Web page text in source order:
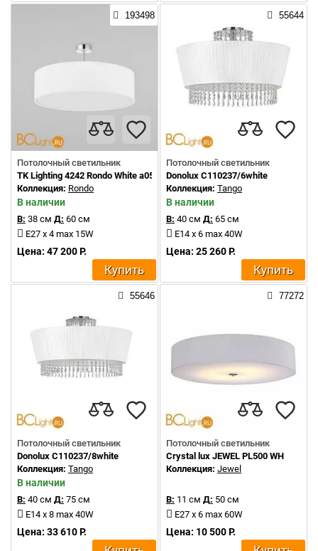
193498
Потолочный светильник
TK Lighting 4242 Rondo White a059594
Коллекция: Rondo
В наличии
В: 38 см Д: 60 см
E27 x 4 max 15W
Цена: 47 200 Р.
Купить
55644
Потолочный светильник
Donolux C110237/6white
Коллекция: Tango
В наличии
В: 40 см Д: 65 см
E14 x 6 max 40W
Цена: 25 260 Р.
Купить
55646
Потолочный светильник
Donolux C110237/8white
Коллекция: Tango
В наличии
В: 40 см Д: 75 см
E14 x 8 max 40W
Цена: 33 610 Р.
77272
Потолочный светильник
Crystal lux JEWEL PL500 WH
Коллекция: Jewel
В: 11 см Д: 50 см
E27 x 6 max 60W
Цена: 10 500 Р.